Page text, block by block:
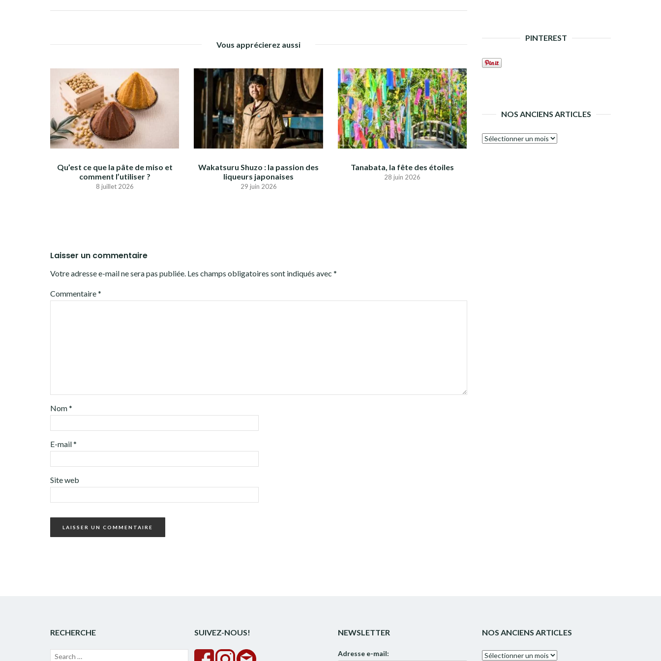
Vous apprécierez aussi
Qu’est ce que la pâte de miso et
comment l’utiliser ?
8 juillet 2026
Wakatsuru Shuzo : la passion des
liqueurs japonaises
29 juin 2026
Tanabata, la fête des étoiles
28 juin 2026
Laisser un commentaire
Votre adresse e-mail ne sera pas publiée. Les champs obligatoires sont indiqués avec *
Commentaire*
Nom*
E-mail*
Site web
PINTEREST
NOS ANCIENS ARTICLES
Nos
RECHERCHE
Recherche
SUIVEZ-NOUS! NEWSLETTER
Adresse e-mail:
NOS ANCIENS ARTICLES
Nos